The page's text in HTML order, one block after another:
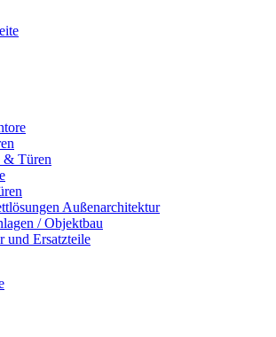
& Türen
Außenarchitektur
/ Objektbau
und Ersatzteile